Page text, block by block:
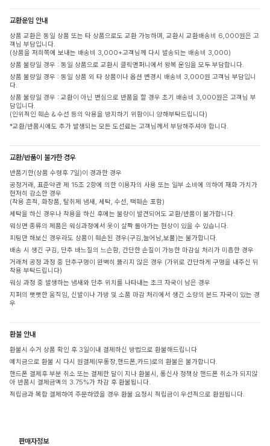
교환운임 안내
상품 교환은 동일 상품 또는 타 상품으로도 교환 가능하며, 교환시 교환배송비 6,000원은 고
객님 부담입니다.
(상품을 저희쪽에 보내는 배송비 3,000+고객님께 다시 발송되는 배송비 3,000)
상품 불량일 경우 : 동일 상품으로 교환시 클릭앤퍼니에서 왕복 운임을 모두 부담합니다.
상품 불량일 경우 : 동일 상품 외 타 상품이나 옵션 변경시 배송비 3,000원 고객님 부담입니
다.
상품 불량일 경우 : 교환이 아닌 변심으로 반품을 할 경우 초기 배송비 3,000원은 고객님 부
담입니다.
(인위적인 훼손 & 수선 등의 악용을 방지하기 위함이니 양해부탁드립니다)
*교환/반품시에도 추가 발생되는 모든 도선료는 고객님께서 부담해주셔야 합니다.
교환/반품이 불가한 경우
반품기한(상품 수령후 7일)이 경과한 경우
공정거래, 표준약관 제 15조 2항에 의한 이용자의 사용 또는 일부 소비에 의하여 재화 가치가
현저히 감소한 경우
(착용 흔적, 화장품, 탈취제 냄새, 세탁, 수선, 택훼손 포함)
세탁을 하신 경우나 착용을 하신 후에는 불량이 발견되어도 교환/반품이 불가합니다.
워싱면 종류의 제품은 워싱과정에서 옷이 살짝 돌아가는 현상이 있을 수 있습니다.
피팅만 해보신 경우라도 상품이 훼손된 경우(구김,늘어남,보풀)는 불가합니다.
배송 시 생긴 구김, 단추 바느질의 느슨함, 간단한 손질이 가능한 마감실 처리가 미흡한 경우
거래처 공정 과정 중 단추구멍이 완벽히 뚫리지 않은 경우 (가위로 간단하게 구멍을 내주신 뒤
착용 부탁드립니다)
워싱 과정 중 발생하는 냄새와 단추 위치를 나타내는 초크 자국이 남은 경우
지퍼의 뻣뻣한 움직임, 신발이나 가방 및 소품 마감 처리에서 생긴 소량의 본드 자국이 있는 경
우
환불 안내
환불시 수거 상품 확인 후 3일이내 결제하신 방법으로 환불해드립니다
예치금으로 환불 시 다시 원결제(무통장,핸드폰,카드)로의 환불은 불가합니다.
핸드폰 결제후 부분 취소 또는 결제한 달이 지나 환불시, 통신사 정책상 핸드폰 취소가 되지않
아 반품시 결제금액의 3.75%가 차감 후 환불됩니다.
적립금과 복합 결제하여 주문하였을 경우 환불 요청시 적립금이 우선적으로 환원됩니다.
판매자정보